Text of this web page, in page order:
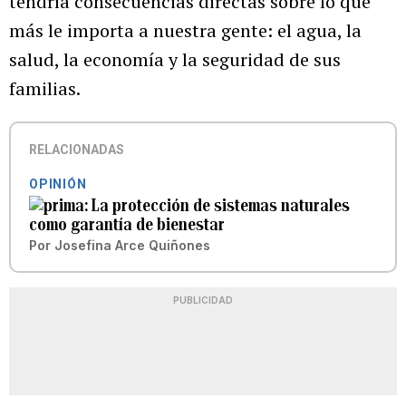
más le importa a nuestra gente: el agua, la
salud, la economía y la seguridad de sus
familias.
RELACIONADAS
OPINIÓN
La protección de sistemas naturales
como garantía de bienestar
Por Josefina Arce Quiñones
PUBLICIDAD